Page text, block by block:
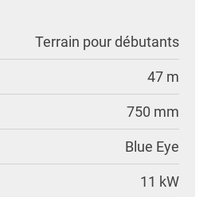
Terrain pour débutants
47 m
750 mm
Blue Eye
11 kW